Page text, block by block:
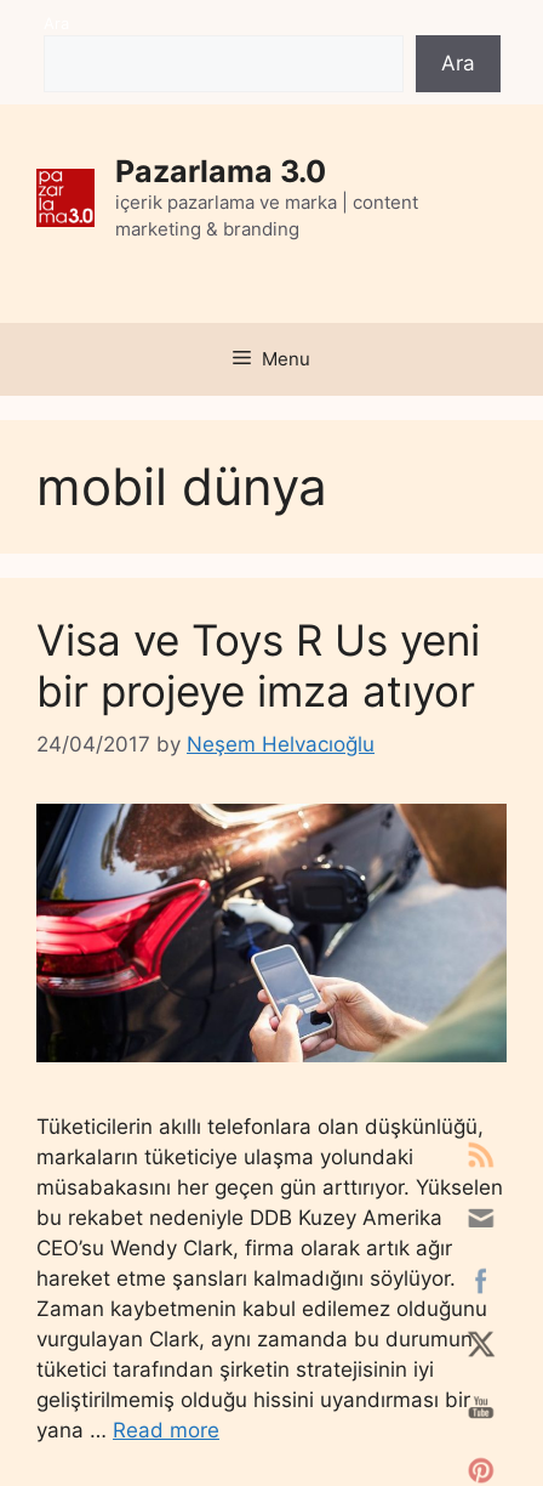
Ara
Pazarlama 3.0
içerik pazarlama ve marka | content
marketing & branding
Menu
mobil dünya
Visa ve Toys R Us yeni
bir projeye imza atıyor
24/04/2017 by Neşem Helvacıoğlu
Tüketicilerin akıllı telefonlara olan düşkünlüğü,
markaların tüketiciye ulaşma yolundaki
müsabakasını her geçen gün arttırıyor. Yükselen
bu rekabet nedeniyle DDB Kuzey Amerika
CEO’su Wendy Clark, firma olarak artık ağır
hareket etme şansları kalmadığını söylüyor.
Zaman kaybetmenin kabul edilemez olduğunu
vurgulayan Clark, aynı zamanda bu durumun
tüketici tarafından şirketin stratejisinin iyi
geliştirilmemiş olduğu hissini uyandırması bir
yana … Read more